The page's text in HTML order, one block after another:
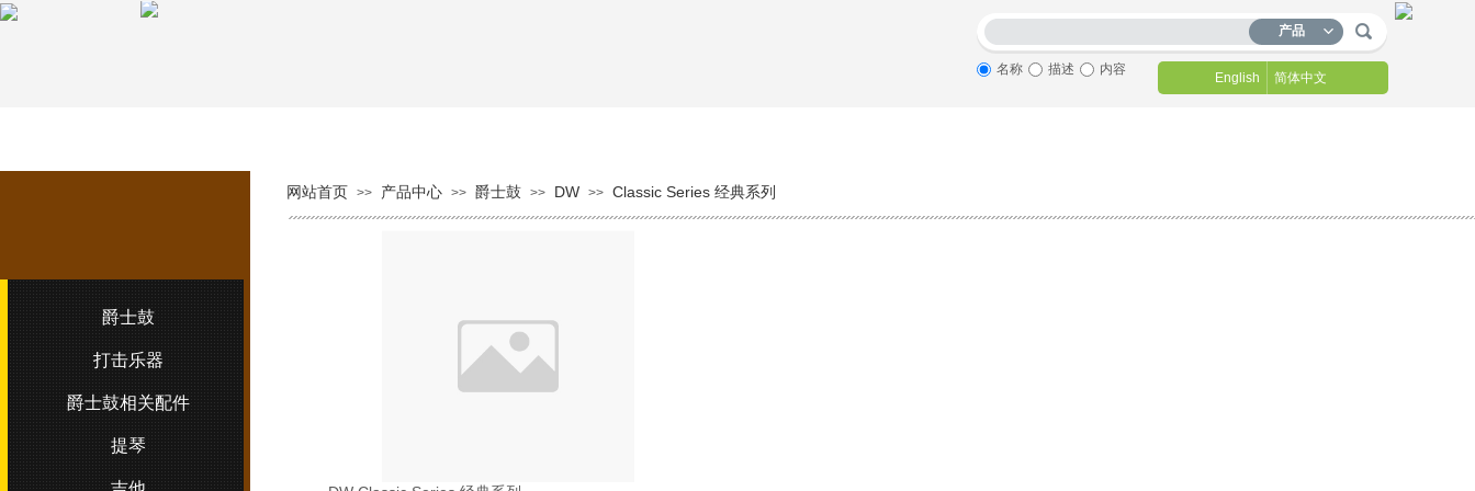
产品
名称 描述 内容
English 简体中文
网站首页 >> 产品中心 >> 爵士鼓 >> DW >> Classic Series 经典系列
爵士鼓
打击乐器
爵士鼓相关配件
提琴